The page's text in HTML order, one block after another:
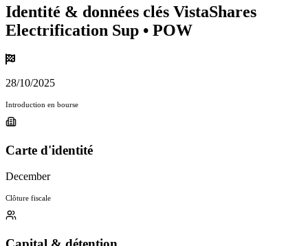
Identité & données clés VistaShares
Electrification Sup • POW
28/10/2025
Introduction en bourse
Carte d'identité
December
Clôture fiscale